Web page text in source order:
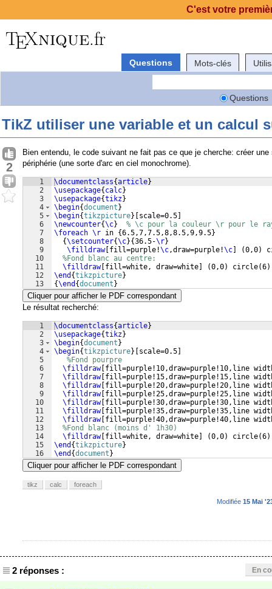
Questions Mots-clés
Questions
TikZ utiliser une variable et un calcul
2
Bien entendu, le code suivant ne fait pas ce que je cherche: créer
périphérie (une sorte d'arc en ciel monochrome).
1
2
3
4
5
6
7
8
9
10
11
12
13
\documentclass{article}
\usepackage{ calc}
\usepackage{tikz}
\begin{document }
\begin{tikzpicture} scale=0.5
\newcounter{\c}
% \c pour la couleur \r pour le
\foreach \r in {6.5,7,7.5,8,8.5,9,9.5}
{\setcounter{\c}{36.5-\r}
\filldraw[ fill=purple!\c,draw=purple!\c (0,0)
%Fond blanc au centre:
\filldraw[ fill=white, draw=white (0,0) circle(6)
\end {tikzpicture}
{\end {document }
Cliquer pour afficher le PDF correspondant
Le résultat recherché:
1
2
3
4
5
6
7
8
9
10
11
12
13
14
15
16
\documentclass{article}
\usepackage{tikz}
\begin{document }
\begin{tikzpicture} scale=0.5
%Fond pourpre
\filldraw[ fill=purple!10,draw=purple!10,line
\filldraw[ fill=purple!15,draw=purple!15,line
\filldraw[ fill=purple!20,draw=purple!20,line
\filldraw[ fill=purple!25,draw=purple!25,line
\filldraw[ fill=purple!30,draw=purple!30,line
\filldraw[ fill=purple!35,draw=purple!35,line
\filldraw[ fill=purple!40,draw=purple!40,line
%Fond blanc (moins d' 1h30)
\filldraw[ fill=white, draw=white (0,0) circle(6)
\end {tikzpicture}
\end {document }
Cliquer pour afficher le PDF correspondant
tikz calc foreach
Modifiée 15 Mai
2 réponses : En
C'est votre